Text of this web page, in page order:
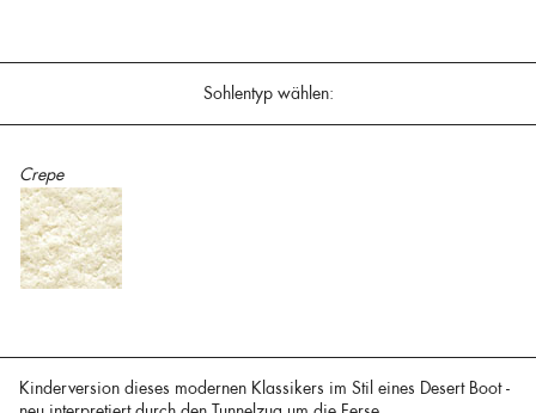
Sohlentyp wählen:
Crepe
Kinderversion dieses modernen Klassikers im Stil eines Desert Boot -